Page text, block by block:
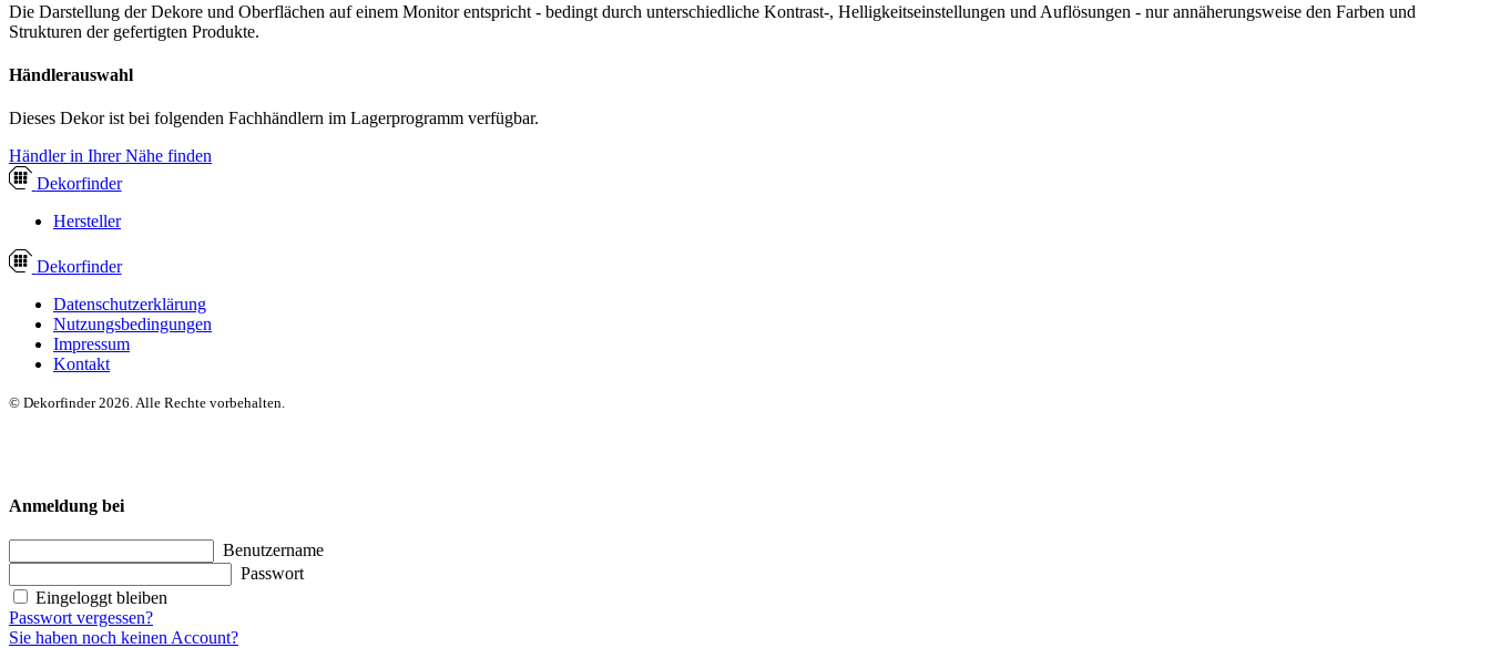
Die Darstellung der Dekore und Oberflächen auf einem Monitor entspricht - bedingt durch unterschiedliche Kontrast-, Helligkeitseinstellungen und Auflösungen - nur annäherungsweise den Farben und
Strukturen der gefertigten Produkte.
Händlerauswahl
Dieses Dekor ist bei folgenden Fachhändlern im Lagerprogramm verfügbar.
Händler in Ihrer Nähe finden
Dekorfinder
Hersteller
Dekorfinder
Datenschutzerklärung
Nutzungsbedingungen
Impressum
Kontakt
© Dekorfinder 2026. Alle Rechte vorbehalten.
Anmeldung bei
Benutzername
Passwort
Eingeloggt bleiben
Passwort vergessen?
Sie haben noch keinen Account?